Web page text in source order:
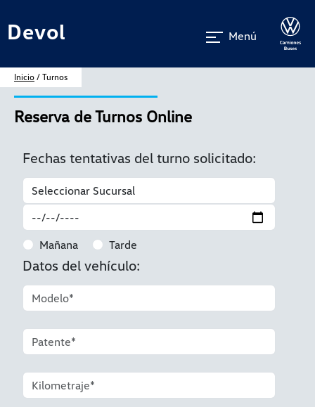
Devol Menú
Inicio / Turnos
Reserva de Turnos Online
Fechas tentativas del turno solicitado:
Mañana Tarde
Datos del vehículo: